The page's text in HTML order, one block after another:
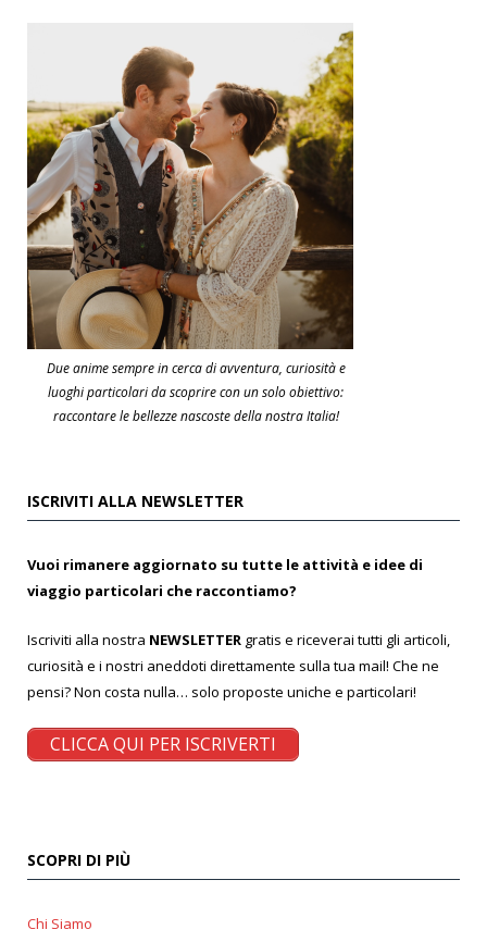
Due anime sempre in cerca di avventura, curiosità e
luoghi particolari da scoprire con un solo obiettivo:
raccontare le bellezze nascoste della nostra Italia!
ISCRIVITI ALLA NEWSLETTER
Vuoi rimanere aggiornato su tutte le attività e idee di
viaggio particolari che raccontiamo?
Iscriviti alla nostra NEWSLETTER gratis e riceverai tutti gli articoli,
curiosità e i nostri aneddoti direttamente sulla tua mail! Che ne
pensi? Non costa nulla… solo proposte uniche e particolari!
CLICCA QUI PER ISCRIVERTI
SCOPRI DI PIÙ
Chi Siamo